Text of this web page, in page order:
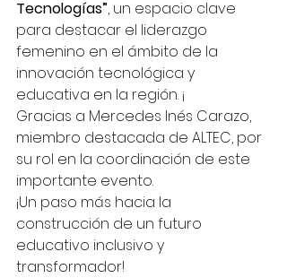
Tecnologías”, un espacio clave
para destacar el liderazgo
femenino en el ámbito de la
innovación tecnológica y
educativa en la región. ¡
Gracias a Mercedes Inés Carazo,
miembro destacada de ALTEC, por
su rol en la coordinación de este
importante evento.
¡Un paso más hacia la
construcción de un futuro
educativo inclusivo y
transformador!